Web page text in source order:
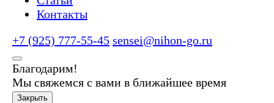
Контакты
+7 (925) 777-55-45 sensei@nihon-go.ru
Благодарим!
Мы свяжемся с вами в ближайшее время
Закрыть